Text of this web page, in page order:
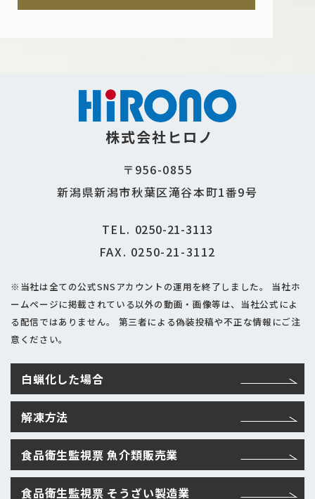
株式会社ヒロノ
〒956-0855
新潟県新潟市秋葉区滝谷本町1番9号
TEL. 0250-21-3113
FAX. 0250-21-3112
※当社は全ての公式SNSアカウントの運用を終了しました。
当社ホ
ームページに掲載されている以外の動画・画像等は、当社公式によ
る配信ではありません。
第三者による偽装投稿や不正な情報にご注
意ください。
白蝋化した場合
解凍方法
食品衛生監視票 魚介類販売業
食品衛生監視票 そうざい製造業